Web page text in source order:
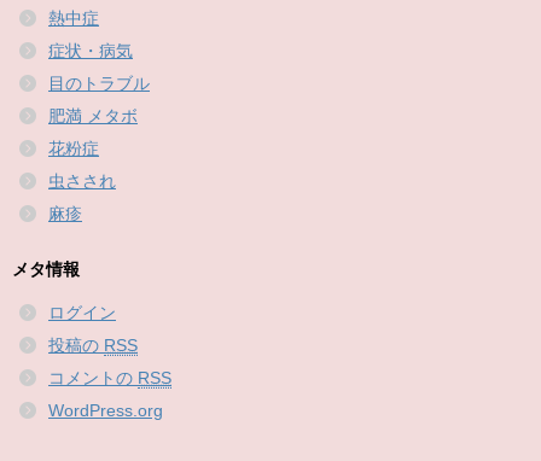
熱中症
症状・病気
目のトラブル
肥満 メタボ
花粉症
虫さされ
麻疹
メタ情報
ログイン
投稿の RSS
コメントの RSS
WordPress.org